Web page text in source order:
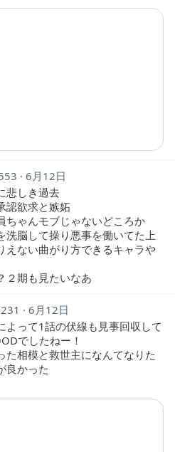
6月12日
悲しき過去
認欲求と嫉妬
ちゃんモブじゃないどころか
洗脳して操り悪事を働いてた上
えない曲がり方できるキャラや
２期も見たいなあ
6月12日
よって1話の伏線も見事回収して
でしたねー！
た相模と救世主になんてなりた
良かった